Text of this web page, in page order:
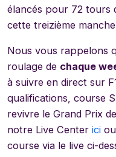
élancés pour 72 tours
cette treizième
Nous vous rappelons
roulage de chaque
à suivre en direct sur
qualifications, course
revivre le Grand Prix
notre Live Center ici
course via le live ci-